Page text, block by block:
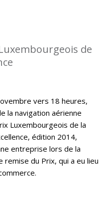
de
vers 18 heures,
la navigation aérienne
Luxembourgeois de la
édition 2014,
entreprise lors de la
remise du Prix, qui a eu lieu